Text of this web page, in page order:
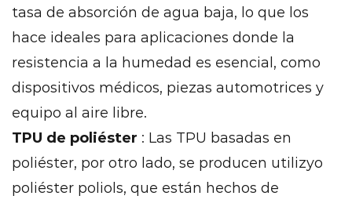
rotacional
12.6
3D
(fabricación
aditiva)
13
Ventajas
de
tasa de absorción de agua baja, lo que los
hace ideales para aplicaciones donde la
resistencia a la humedad es esencial, como
dispositivos médicos, piezas automotrices y
equipo al aire libre.
TPU de poliéster : Las TPU basadas en
poliéster, por otro lado, se producen utilizyo
poliéster poliols, que están hechos de